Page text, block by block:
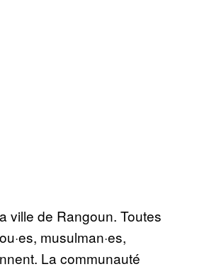
ville de Rangoun. Toutes
musulman·es,
La communauté